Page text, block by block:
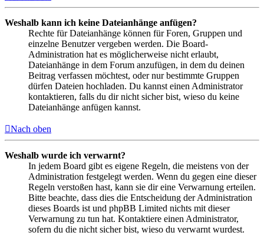
Weshalb kann ich keine Dateianhänge anfügen?
Rechte für Dateianhänge können für Foren, Gruppen und
einzelne Benutzer vergeben werden. Die Board-
Administration hat es möglicherweise nicht erlaubt,
Dateianhänge in dem Forum anzufügen, in dem du deinen
Beitrag verfassen möchtest, oder nur bestimmte Gruppen
dürfen Dateien hochladen. Du kannst einen Administrator
kontaktieren, falls du dir nicht sicher bist, wieso du keine
Dateianhänge anfügen kannst.
Nach oben
Weshalb wurde ich verwarnt?
In jedem Board gibt es eigene Regeln, die meistens von der
Administration festgelegt werden. Wenn du gegen eine dieser
Regeln verstoßen hast, kann sie dir eine Verwarnung erteilen.
Bitte beachte, dass dies die Entscheidung der Administration
dieses Boards ist und phpBB Limited nichts mit dieser
Verwarnung zu tun hat. Kontaktiere einen Administrator,
sofern du die nicht sicher bist, wieso du verwarnt wurdest.